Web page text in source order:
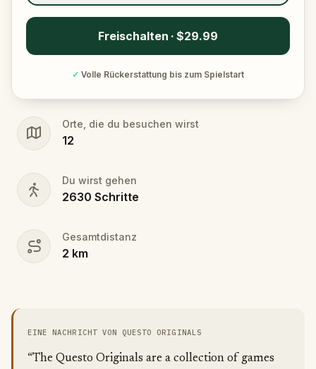
Freischalten · $29.99
✓ Volle Rückerstattung bis zum Spielstart
Orte, die du besuchen wirst
12
Du wirst gehen
2630 Schritte
Gesamtdistanz
2 km
EINE NACHRICHT VON QUESTO ORIGINALS
“The Questo Originals are a collection of games